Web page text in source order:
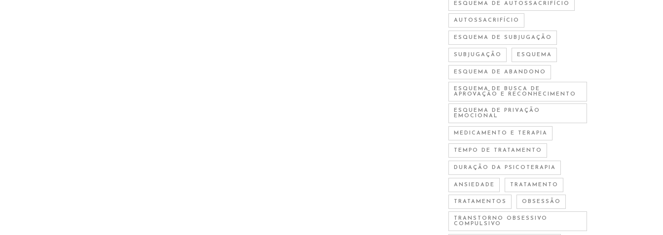
ESQUEMA DE AUTOSSACRIFÍCIO
AUTOSSACRIFÍCIO
ESQUEMA DE SUBJUGAÇÃO
SUBJUGAÇÃO ESQUEMA
ESQUEMA DE ABANDONO
ESQUEMA DE BUSCA DE
APROVAÇÃO E RECONHECIMENTO
ESQUEMA DE PRIVAÇÃO
EMOCIONAL
MEDICAMENTO E TERAPIA
TEMPO DE TRATAMENTO
DURAÇÃO DA PSICOTERAPIA
ANSIEDADE TRATAMENTO
TRATAMENTOS OBSESSÃO
TRANSTORNO OBSESSIVO
COMPULSIVO